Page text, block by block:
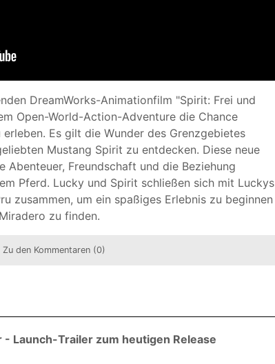
DreamWorks-Animationfilm "Spirit: Frei und
Open-World-Action-Adventure die Chance
Es gilt die Wunder des Grenzgebietes
Mustang Spirit zu entdecken. Diese neue
Abenteuer, Freundschaft und die Beziehung
Pferd. Lucky und Spirit schließen sich mit Luckys
zusammen, um ein spaßiges Erlebnis zu beginnen
zu finden.
Zu den Kommentaren (0)
Launch-Trailer zum heutigen Release